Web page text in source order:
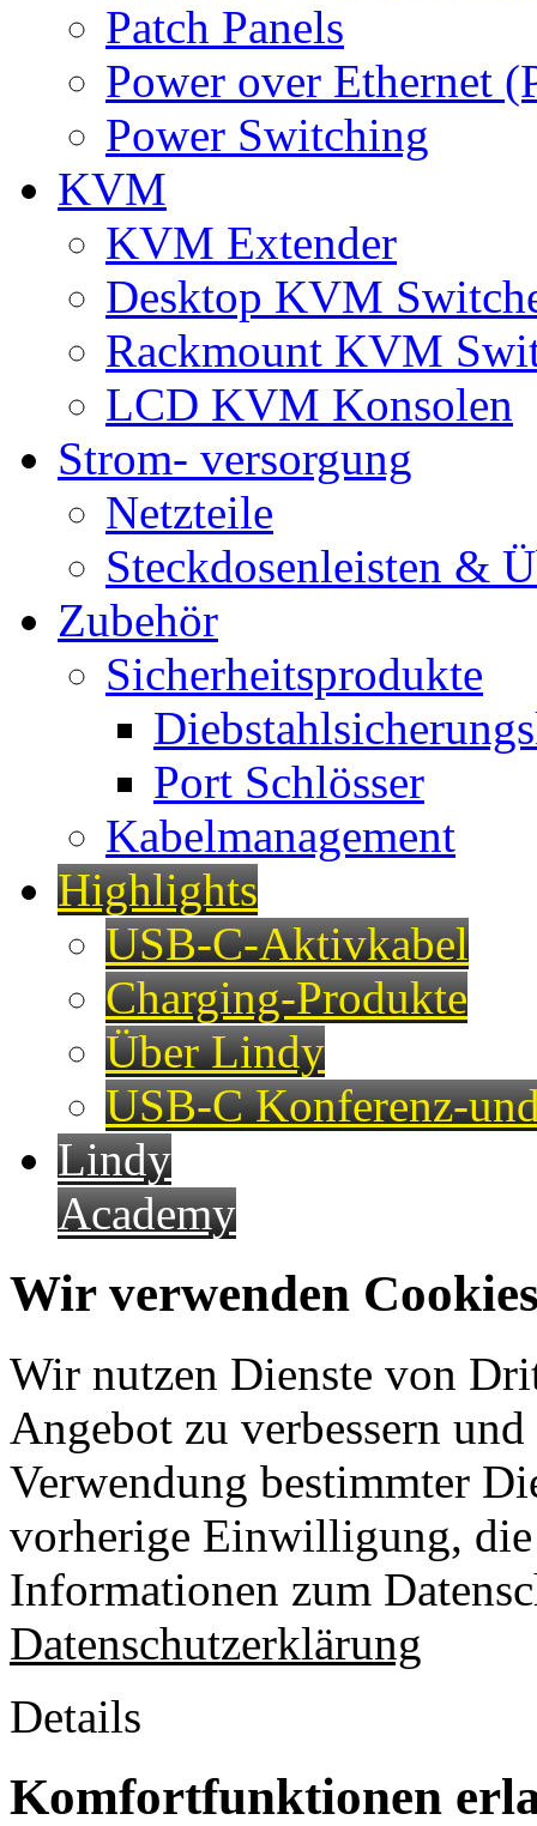
Patch Panels
Power over Ethernet
Power Switching
KVM
KVM Extender
Desktop KVM
Rackmount KVM
LCD KVM Konsolen
Strom- versorgung
Netzteile
Steckdosenleisten &
Zubehör
Sicherheitsprodukte
Port Schlösser
Kabelmanagement
Highlights
USB-C-Aktivkabel
Charging-Produkte
Über Lindy
USB-C Konferenz-
Lindy
Academy
Wir verwenden
Wir nutzen Dienste von
Angebot zu verbessern
Verwendung bestimmter
vorherige Einwilligung,
Informationen zum
Datenschutzerklärung
Details
Komfortfunktionen